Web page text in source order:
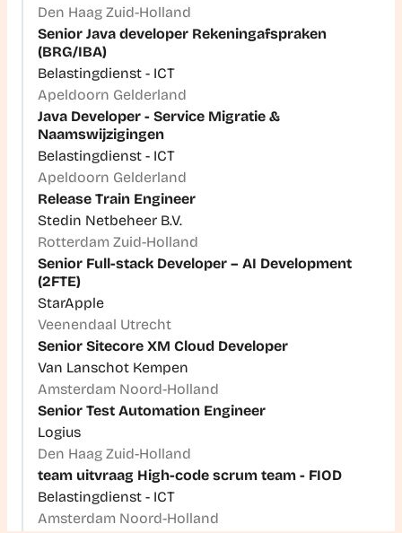
Den Haag Zuid-Holland
Senior Java developer Rekeningafspraken
(BRG/IBA)
Belastingdienst - ICT
Apeldoorn Gelderland
Java Developer - Service Migratie &
Naamswijzigingen
Belastingdienst - ICT
Apeldoorn Gelderland
Release Train Engineer
Stedin Netbeheer B.V.
Rotterdam Zuid-Holland
Senior Full-stack Developer – AI Development
(2FTE)
StarApple
Veenendaal Utrecht
Senior Sitecore XM Cloud Developer
Van Lanschot Kempen
Amsterdam Noord-Holland
Senior Test Automation Engineer
Logius
Den Haag Zuid-Holland
team uitvraag High-code scrum team - FIOD
Belastingdienst - ICT
Amsterdam Noord-Holland